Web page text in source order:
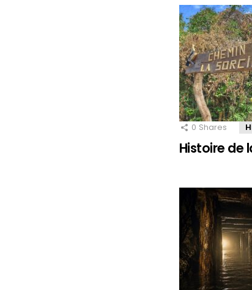
0 Shares
Histoire de